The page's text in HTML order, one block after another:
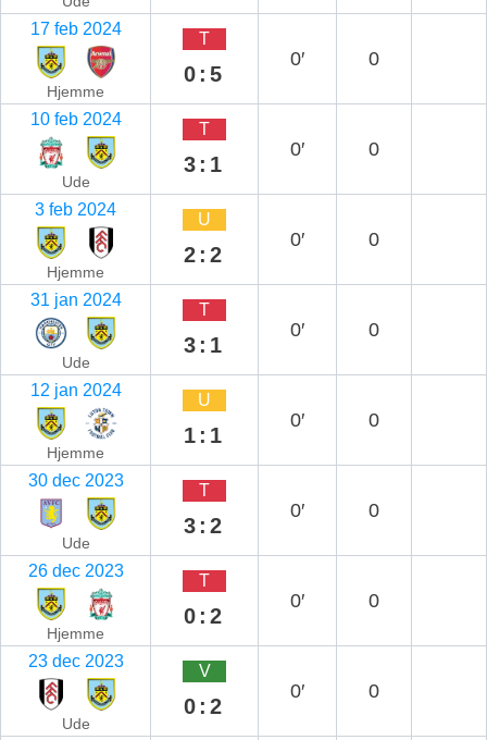
17 feb 2024
Hjemme
T
0:5
0′ 0
10 feb 2024
Ude
T
3:1
0′ 0
3 feb 2024
Hjemme
U
2:2
0′ 0
31 jan 2024
Ude
T
3:1
0′ 0
12 jan 2024
Hjemme
U
1:1
0′ 0
30 dec 2023
Ude
T
3:2
0′ 0
26 dec 2023
Hjemme
T
0:2
0′ 0
23 dec 2023
Ude
V
0:2
0′ 0